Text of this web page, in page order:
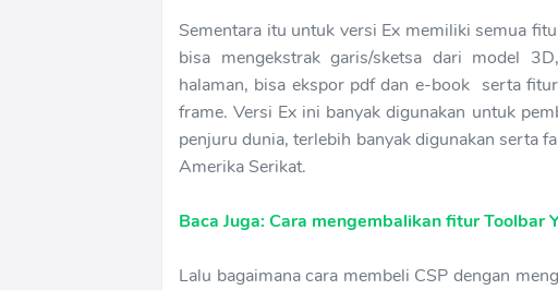
Sementara itu untuk versi Ex memiliki semua
bisa mengekstrak garis/sketsa dari model
halaman, bisa ekspor pdf dan e-book serta
frame. Versi Ex ini banyak digunakan untuk
penjuru dunia, terlebih banyak digunakan serta
Amerika Serikat.
Baca Juga: Cara mengembalikan fitur Toolbar
Lalu bagaimana cara membeli CSP dengan